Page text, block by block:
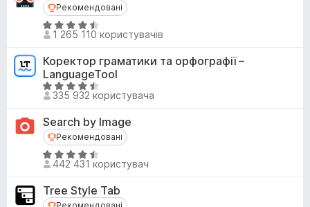
Рекомендовані
Рекомендовані
О
ц
і
н
к
а
,
5
з
5
1 265 110 користувачів
Коректор граматики та орфографії –
LanguageTool
О
ц
і
н
к
а
,
5
335 932 користувача
Search by Image
Рекомендовані
Рекомендовані
О
ц
і
н
442 431 користувач
Tree Style Tab